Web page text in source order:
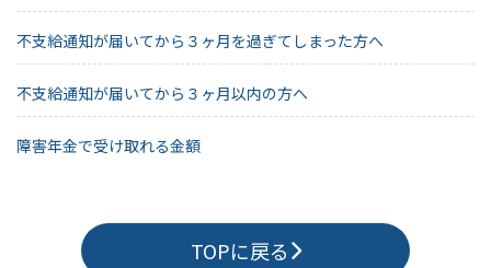
不支給通知が届いてから３ヶ月を過ぎてしまった方へ
不支給通知が届いてから３ヶ月以内の方へ
障害年金で受け取れる金額
TOPに戻る